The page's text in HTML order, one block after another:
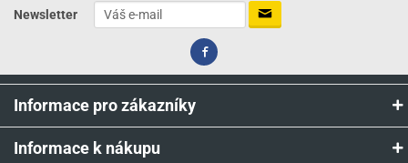
Newsletter
Informace pro zákazníky
Informace k nákupu